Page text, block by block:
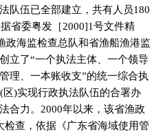
队伍已全部建立，共有人员180
省委粤发［2000]1号文件精
政海监检查总队和省渔船渔港监
立了“一个执法主体、一个领导
理、一本账收支”的统一综合执
(区)实现行政执法队伍的合署办
合力。 2000年以来，该省渔政
检查，依据《广东省海域使用管